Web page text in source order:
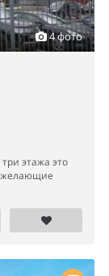
4 фото
этажа это
желающие